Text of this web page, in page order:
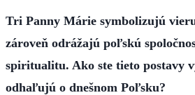
Tri Panny Márie symbolizujú
zároveň odrážajú poľskú
spiritualitu. Ako ste tieto postavy
odhaľujú o dnešnom Poľsku?